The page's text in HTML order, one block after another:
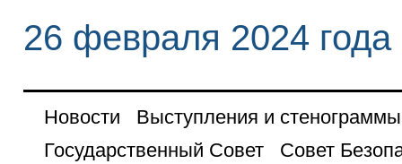
26 февраля 2024 года
Новости
Выступления и стенограммы
Государственный Совет
Совет